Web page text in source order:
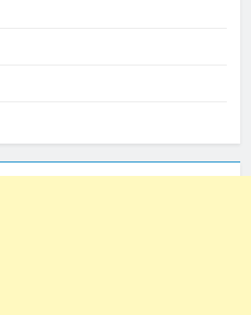
– ovi, alsó, felső, középiskola